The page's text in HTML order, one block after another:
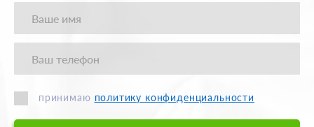
принимаю политику конфиденциальности